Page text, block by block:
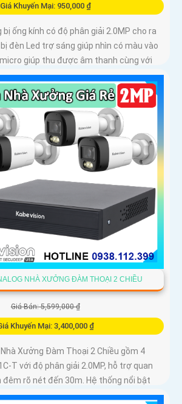
Giá Khuyến Mại: 950,000 ₫
ống kính có độ phân giải 2.0MP cho ra
đèn Led trợ sáng giúp nhìn có màu vào
giúp thu được âm thanh cùng với
sẽ sử dụng chung với đầu ghi hình
NHÀ XƯỞNG ĐÀM THOẠI 2 CHIỀU
Giá Bán: 5,599,000 ₫
Khuyến Mại: 3,400,000 ₫
Xưởng Đàm Thoại 2 Chiều gồm 4
T với độ phân giải 2.0MP, hỗ trợ quan
đêm rõ nét đến 30m. Hệ thống nổi bật